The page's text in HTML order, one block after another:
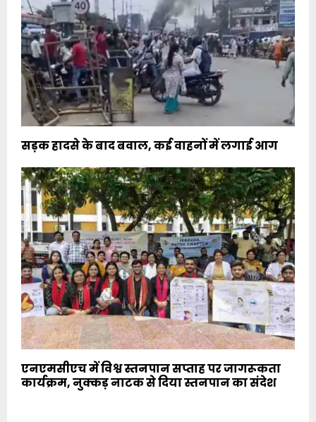
सड़क हादसे के बाद बवाल, कई वाहनों में लगाई आग
एनएमसीएच में विश्व स्तनपान सप्ताह पर जागरूकता
कार्यक्रम, नुक्कड़ नाटक से दिया स्तनपान का संदेश